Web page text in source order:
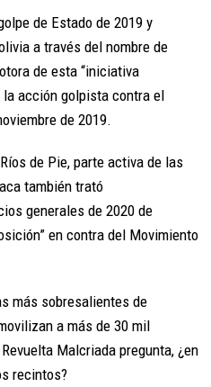
de Estado de 2019 y
a través del nombre de
de esta “iniciativa
la acción golpista contra el
de 2019.
de Pie, parte activa de las
también trató
generales de 2020 de
en contra del Movimiento
más sobresalientes de
a más de 30 mil
Malcriada pregunta, ¿en
recintos?